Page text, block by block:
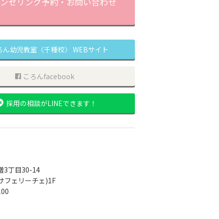
ん幼児教室〈千種校〉 WEBサイト
ころんfacebook
採用の相談がLINEできます！
3丁目30-14
フェリーチェ)1F